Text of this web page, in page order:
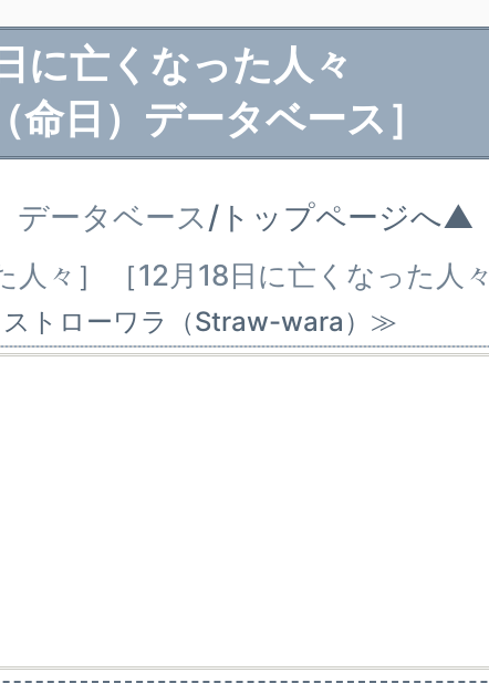
に亡くなった人々
命日）データベース］
データベース/トップページへ▲
人々 ］ ［12月18日に亡くなった人々
トローワラ（Straw-wara）≫